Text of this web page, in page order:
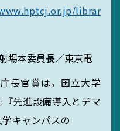
librar
場本委員長／東京電
長官賞は，国立大学
先進設備導入とデマ
キャンパスの